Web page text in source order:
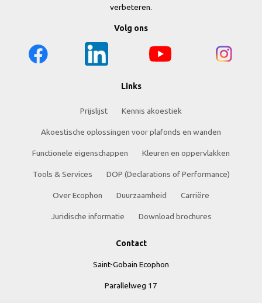
verbeteren.
Volg ons
Links
Prijslijst Kennis akoestiek
Akoestische oplossingen voor plafonds en wanden
Functionele eigenschappen Kleuren en oppervlakken
Tools & Services DOP (Declarations of Performance)
Over Ecophon Duurzaamheid Carriëre
Juridische informatie Download brochures
Contact
Saint-Gobain Ecophon
Parallelweg 17